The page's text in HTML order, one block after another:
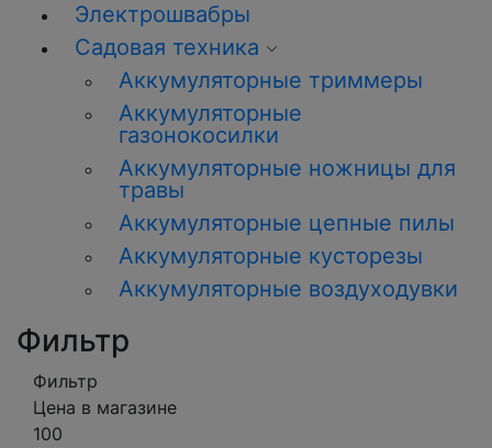
Электрошвабры
Садовая техника
Аккумуляторные триммеры
Аккумуляторные
газонокосилки
Аккумуляторные ножницы для
травы
Аккумуляторные цепные пилы
Аккумуляторные кусторезы
Аккумуляторные воздуходувки
Фильтр
Фильтр
Цена в магазине
100